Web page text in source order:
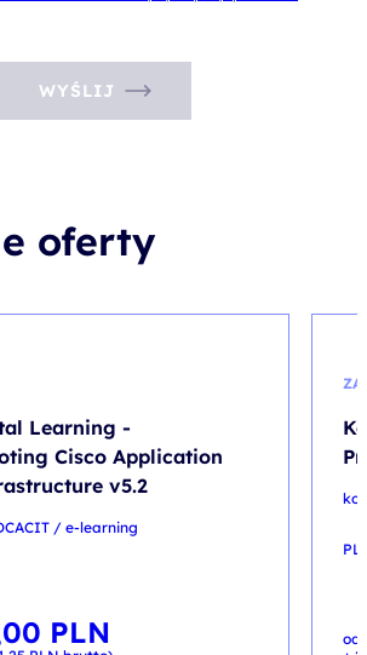
WYŚLIJ
oferty
Learning -
Cisco Application
v5.2
/ e-learning
PLN
PL
od